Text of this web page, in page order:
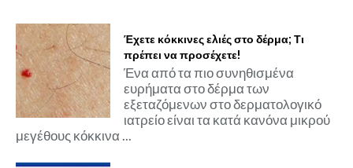
Έχετε κόκκινες ελιές στο δέρμα; Τι
πρέπει να προσέχετε!
Ένα από τα πιο συνηθισμένα
ευρήματα στο δέρμα των
εξεταζόμενων στο δερματολογικό
ιατρείο είναι τα κατά κανόνα μικρού
μεγέθους κόκκινα ...